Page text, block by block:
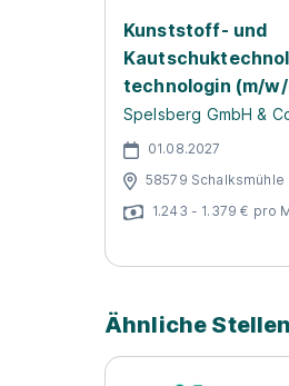
Kunststoff- und
technologin (m/
Spelsberg GmbH &
01.08.2027
58579 Schalksmühle
1.243 - 1.379 € pro
Ähnliche Stellen